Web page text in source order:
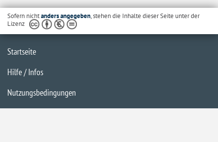
Sofern nichtanders angegeben, stehen die Inhalte dieser Seite unter der
Lizenz
Startseite
Hilfe / Infos
Nutzungsbedingungen